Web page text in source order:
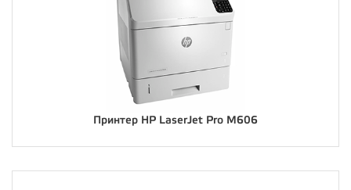
Принтер HP LaserJet Pro M606